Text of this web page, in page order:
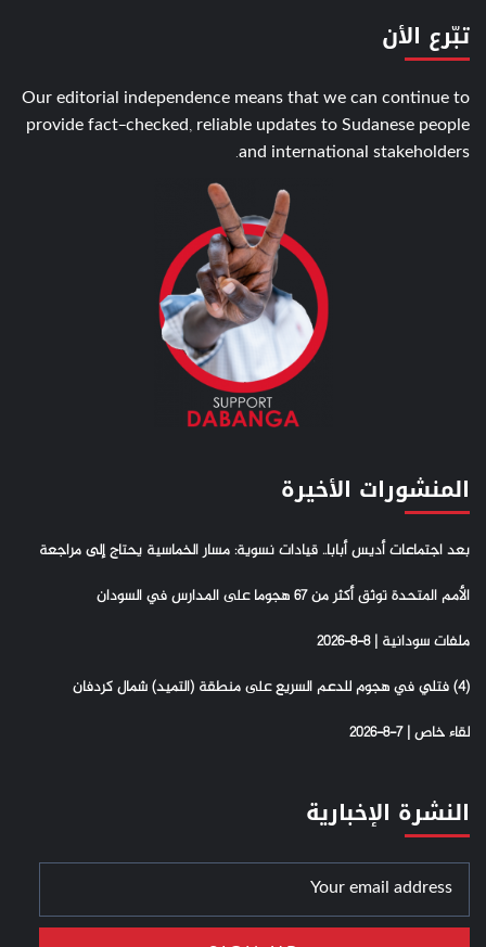
تبّرع الأن
Our editorial independence means that we can continue to
provide fact-checked, reliable updates to Sudanese people
and international stakeholders.
المنشورات الأخيرة
بعد اجتماعات أديس أبابا.. قيادات نسوية: مسار الخماسية يحتاج إلى مراجعة
الأمم المتحدة توثق أكثر من 67 هجوما على المدارس في السودان
ملفات سودانية | 8-8-2026
(4) فتلي في هجوم للدعم السريع على منطقة (التميد) شمال كردفان
لقاء خاص | 7-8-2026
النشرة الإخبارية